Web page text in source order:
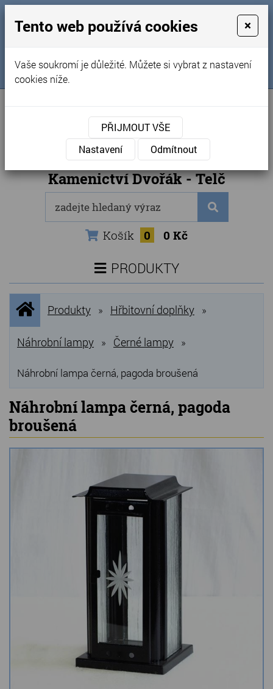
Obchodní podmínky
Kontakty
Naše kamenictví
Sledujte nás na FB
Internetový obchod
Kamenictví Dvořák - Telč
Košík 0 0 Kč
PRODUKTY
NOVINKY
NEJPRODÁVANĚJŠÍ
VÝPRODEJ
Produkty
Grilovací, pečící kameny
Lávové grilovací kameny
Kamenné truhlíky
Chladící kostky a puky
Doplňky do kuchyně
Hřbitovní doplňky
Zvířecí náhrobky a pomníčky
Kamenné stoly, konferenční stolky
Barevné kamenné drti
Štípané kamenné obklady
Dárkové předměty z přírodního kamene
Gabiony, gabionový kámen
Úvodní
stránka
Produkty » Hřbitovní doplňky »
Náhrobní lampy » Černé lampy »
Náhrobní lampa černá, pagoda broušená
Náhrobní lampa černá, pagoda
broušená
Tento web používá cookies ×
Vaše soukromí je důležité. Můžete si vybrat z nastavení
cookies níže.
PŘIJMOUT VŠE
Nastavení
Odmítnout